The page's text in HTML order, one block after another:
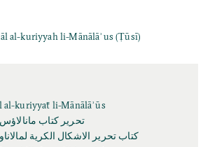
al-kuriyyah li-Mānālāʾus (Ṭūsī)
al-kuriyyaẗ li-Mānālāʾūs
تحرير كتاب
كتاب تحرير الاشكال الكرية